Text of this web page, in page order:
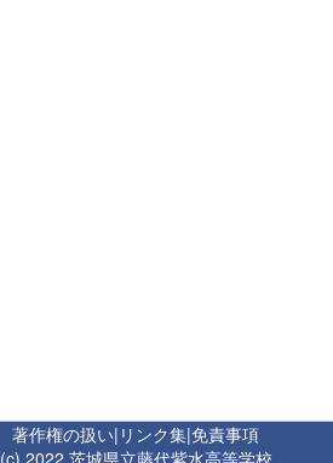
著作権の扱い| リンク集|免責事項